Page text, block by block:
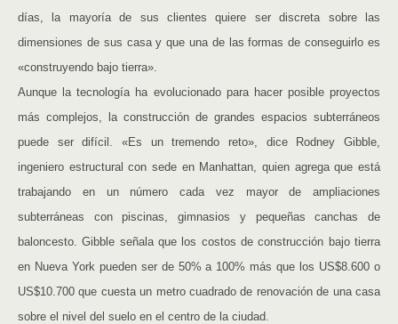
días, la mayoría de sus clientes quiere ser discreta sobre las
dimensiones de sus casa y que una de las formas de conseguirlo es
«construyendo bajo tierra».
Aunque la tecnología ha evolucionado para hacer posible proyectos
más complejos, la construcción de grandes espacios subterráneos
puede ser difícil. «Es un tremendo reto», dice Rodney Gibble,
ingeniero estructural con sede en Manhattan, quien agrega que está
trabajando en un número cada vez mayor de ampliaciones
subterráneas con piscinas, gimnasios y pequeñas canchas de
baloncesto. Gibble señala que los costos de construcción bajo tierra
en Nueva York pueden ser de 50% a 100% más que los US$8.600 o
US$10.700 que cuesta un metro cuadrado de renovación de una casa
sobre el nivel del suelo en el centro de la ciudad.